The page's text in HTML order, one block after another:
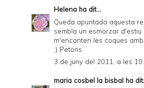
Helena ha dit...
Queda apuntada aquesta
sembla un esmorzar d'estiu
m'encanten les coques
;) Petons
3 de juny del 2011, a les
maria cosbel la bisbal ha